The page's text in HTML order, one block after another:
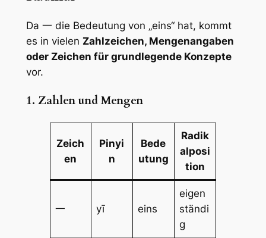
Da 一 die Bedeutung von „eins“ hat, kommt
es in vielen Zahlzeichen, Mengenangaben
oder Zeichen für grundlegende Konzepte
vor.
1. Zahlen und Mengen
Zeich
en
Pinyi
n
Bede
utung
Radik
alposi
tion
一 yī eins
eigen
ständi
g